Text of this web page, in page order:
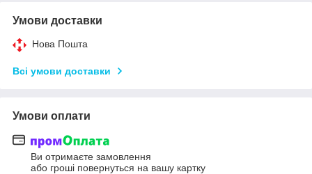
Умови доставки
Нова Пошта
Всі умови доставки
Умови оплати
Ви отримаєте замовлення
або гроші повернуться на вашу картку